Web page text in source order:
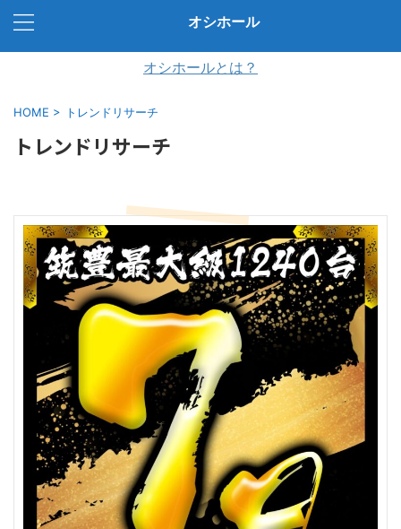
オシホール
オシホールとは？
HOME > トレンドリサーチ
トレンドリサーチ